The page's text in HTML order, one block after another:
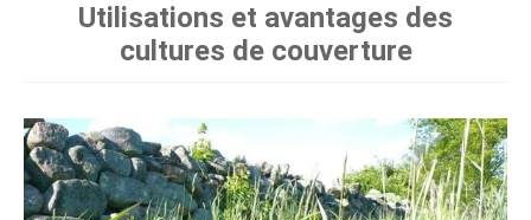
Utilisations et avantages des
cultures de couverture